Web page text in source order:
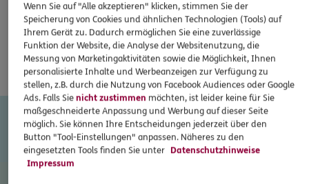
Rundum gesund & abgesichert –
Entdecken Sie passende Lösungen für
Ihr Wohlbefinden
Rechtliches auf Reisen
Wenn Sie auf "Alle akzeptieren" klicken, stimmen Sie der
Speicherung von Cookies und ähnlichen Technologien (Tools) auf
Ihrem Gerät zu. Dadurch ermöglichen Sie eine zuverlässige
Funktion der Website, die Analyse der Websitenutzung, die
Messung von Marketingaktivitäten sowie die Möglichkeit, Ihnen
personalisierte Inhalte und Werbeanzeigen zur Verfügung zu
stellen, z.B. durch die Nutzung von Facebook Audiences oder Google
Ads. Falls Sienicht zustimmen möchten, ist leider keine für Sie
maßgeschneiderte Anpassung und Werbung auf dieser Seite
möglich. Sie können Ihre Entscheidungen jederzeit über den
Button "Tool-Einstellungen" anpassen. Näheres zu den
eingesetzten Tools finden Sie unter Datenschutzhinweise
Impressum